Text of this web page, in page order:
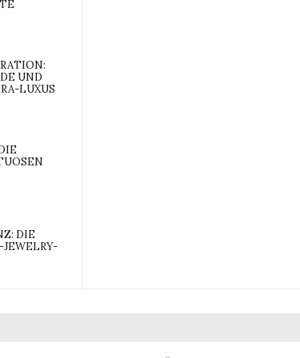
UND
LUXUS
DIE